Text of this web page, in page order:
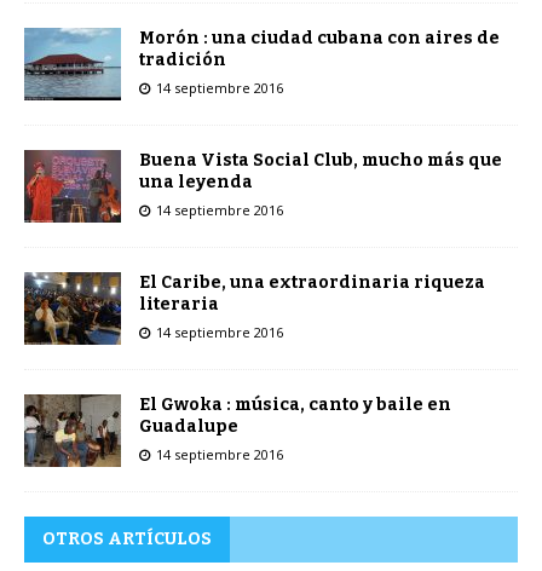
Morón : una ciudad cubana con aires de
tradición
14 septiembre 2016
Buena Vista Social Club, mucho más que
una leyenda
14 septiembre 2016
El Caribe, una extraordinaria riqueza
literaria
14 septiembre 2016
El Gwoka : música, canto y baile en
Guadalupe
14 septiembre 2016
OTROS ARTÍCULOS